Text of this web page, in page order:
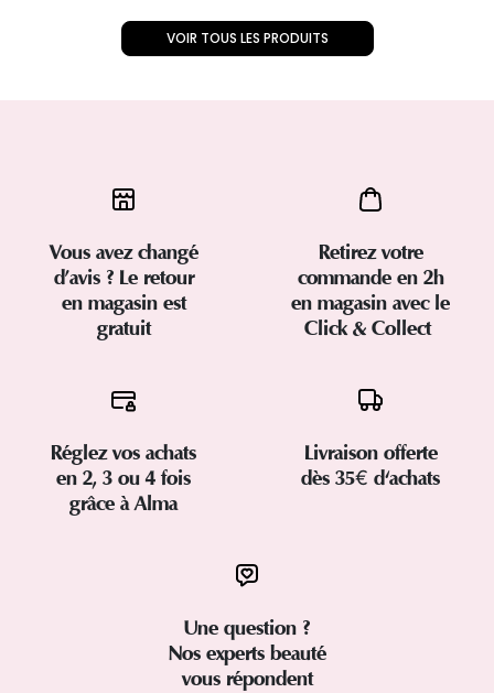
VOIR TOUS LES PRODUITS
Vous avez changé
d’avis ? Le retour
en magasin est
gratuit
Retirez votre
commande en 2h
en magasin avec le
Click & Collect
Réglez vos achats
en 2, 3 ou 4 fois
grâce à Alma
Livraison offerte
dès 35€ d'achats
Une question ?
Nos experts beauté
vous répondent